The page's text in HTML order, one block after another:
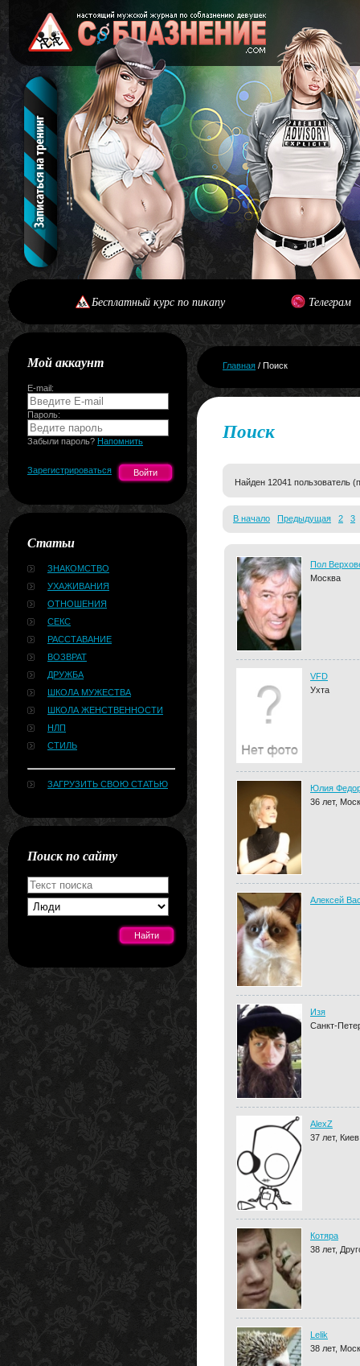
Бесплатный курс по пикапу Телеграм
Мой аккаунт
E-mail:
Пароль:
Забыли пароль? Напомнить
Зарегистрироваться
Статьи
ЗНАКОМСТВО
УХАЖИВАНИЯ
ОТНОШЕНИЯ
СЕКС
РАССТАВАНИЕ
ВОЗВРАТ
ДРУЖБА
ШКОЛА МУЖЕСТВА
ШКОЛА ЖЕНСТВЕННОСТИ
НЛП
СТИЛЬ
ЗАГРУЗИТЬ СВОЮ СТАТЬЮ
Поиск по сайту
Главная / Поиск
Поиск
Найден 12041 пользователь
В начало Предыдущая 2 3
Пол
Москва
VFD
Ухта
Юлия
36 лет,
Алексей
Изя
Санкт-
AlexZ
37 лет, Киев
Котяра
38 лет,
Lelik
38 лет,